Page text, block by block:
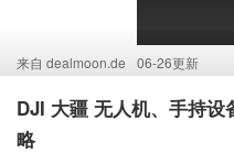
来自 dealmoon.de 06-26更新
DJI 大疆 无人机、手持
略